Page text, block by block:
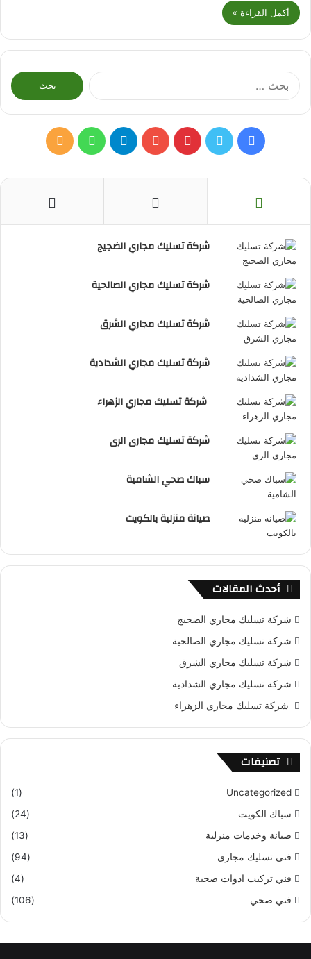
أكمل القراءة »
البحث
عن:
فيسبوكتويتر بينتيريستيوتيوب تيلقرام واتساب ملخص
RSS
شركة تسليك مجاري الضجيج
شركة تسليك مجاري الصالحية
شركة تسليك مجاري الشرق
شركة تسليك مجاري الشدادية
شركة تسليك مجاري الزهراء
شركة تسليك مجارى الرى
سباك صحي الشامية
صيانة منزلية بالكويت
أحدث المقالات
شركة تسليك مجاري الضجيج
شركة تسليك مجاري الصالحية
شركة تسليك مجاري الشرق
شركة تسليك مجاري الشدادية
شركة تسليك مجاري الزهراء
تصنيفات
Uncategorized
(1)
سباك الكويت
(24)
صيانة وخدمات منزلية
(13)
فنى تسليك مجاري
(94)
فني تركيب ادوات صحية
(4)
فني صحي
(106)